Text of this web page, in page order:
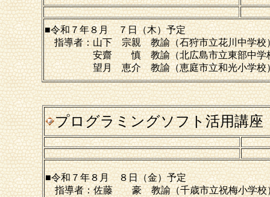
プログラミングソフト活用講座
■令和７年８月 ８日（金）予定
指導者：佐藤 豪 教諭（千歳市立祝梅小学校
■令和７年８月 ７日（木）予定
指導者：山下 宗親 教諭（石狩市立花川中学校
安齋 慎 教諭（北広島市立東部中学
望月 恵介 教諭（恵庭市立和光小学校